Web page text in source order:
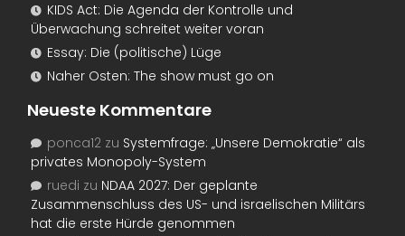
KIDS Act: Die Agenda der Kontrolle und
Überwachung schreitet weiter voran
Essay: Die (politische) Lüge
Naher Osten: The show must go on
Neueste Kommentare
ponca12 zu Systemfrage: „Unsere Demokratie“ als
privates Monopoly-System
ruedi zu NDAA 2027: Der geplante
Zusammenschluss des US- und israelischen Militärs
hat die erste Hürde genommen